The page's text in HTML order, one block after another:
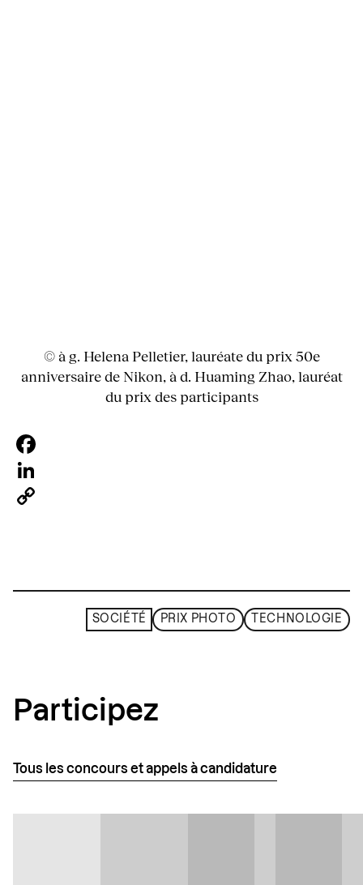
© à g. Helena Pelletier, lauréate du prix 50e
anniversaire de Nikon, à d. Huaming Zhao, lauréat
du prix des participants
Facebook
LinkedIn
SOCIÉTÉ PRIX PHOTO TECHNOLOGIE
Participez
Tous les concours et appels à candidature